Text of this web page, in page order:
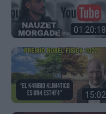
01:20:18
15:02